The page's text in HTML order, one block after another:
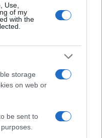
Use,
of my
with the
storage
on web or
be sent to